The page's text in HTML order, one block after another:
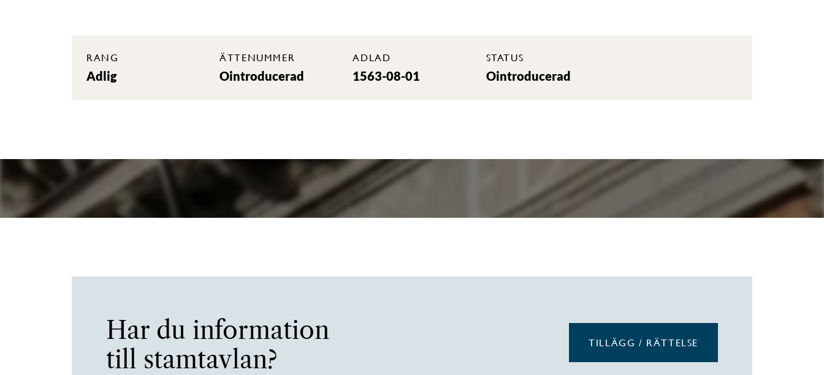
RANG
Adlig
ÄTTENUMMER
Ointroducerad
ADLAD
1563-08-01
STATUS
Ointroducerad
Har du information
till stamtavlan?
TILLÄGG / RÄTTELSE